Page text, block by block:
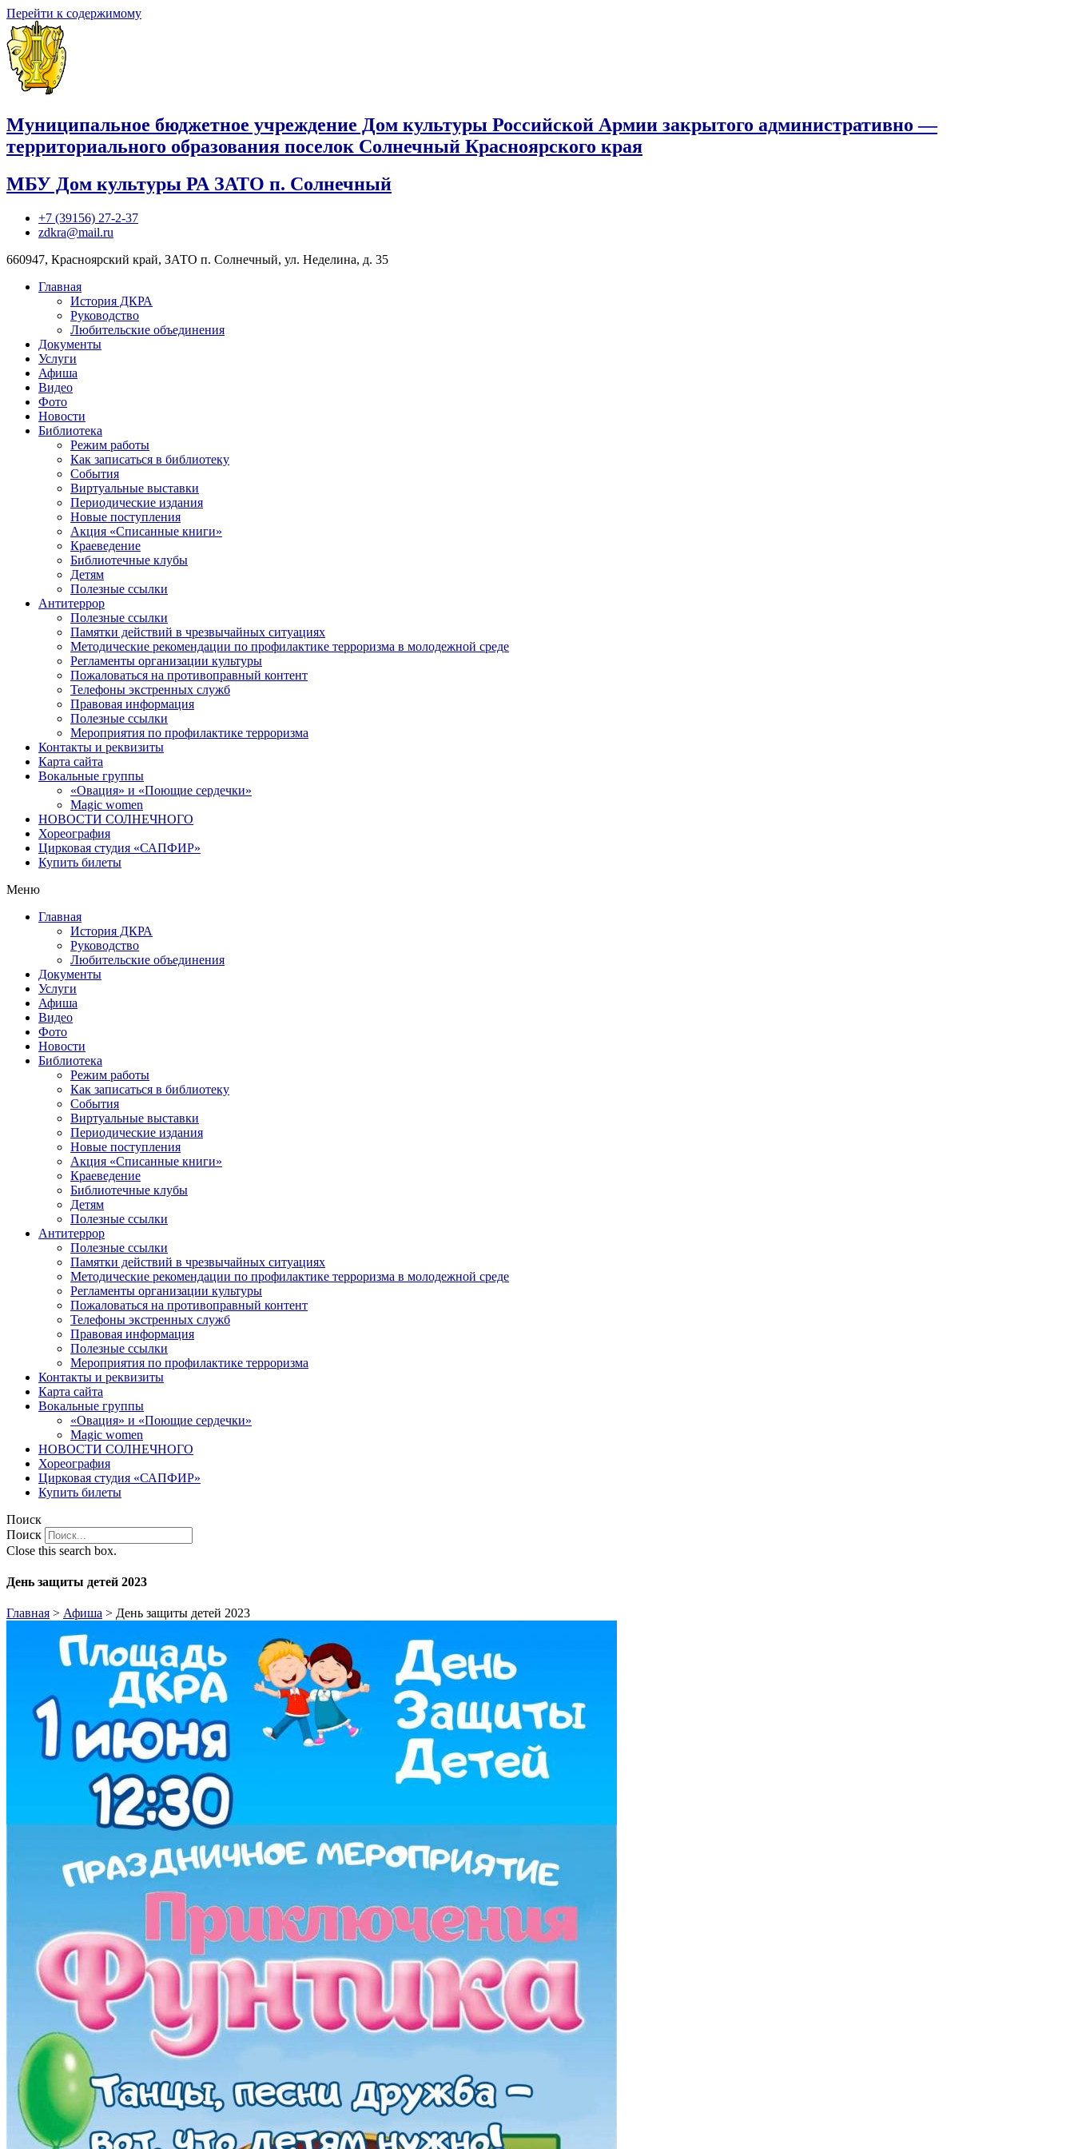
Перейти к содержимому
Муниципальное бюджетное учреждение Дом культуры Российской Армии закрытого административно —
территориального образования поселок Солнечный Красноярского края
МБУ Дом культуры РА ЗАТО п. Солнечный
+7 (39156) 27-2-37
zdkra@mail.ru
660947, Красноярский край, ЗАТО п. Солнечный, ул. Неделина, д. 35
Главная
История ДКРА
Руководство
Любительские объединения
Документы
Услуги
Афиша
Видео
Фото
Новости
Библиотека
Режим работы
Как записаться в библиотеку
События
Виртуальные выставки
Периодические издания
Новые поступления
Акция «Списанные книги»
Краеведение
Библиотечные клубы
Детям
Полезные ссылки
Антитеррор
Полезные ссылки
Памятки действий в чрезвычайных ситуациях
Методические рекомендации по профилактике терроризма в молодежной среде
Регламенты организации культуры
Пожаловаться на противоправный контент
Телефоны экстренных служб
Правовая информация
Полезные ссылки
Мероприятия по профилактике терроризма
Контакты и реквизиты
Карта сайта
Вокальные группы
«Овация» и «Поющие сердечки»
Magic women
НОВОСТИ СОЛНЕЧНОГО
Хореография
Цирковая студия «САПФИР»
Купить билеты
Меню
Главная
История ДКРА
Руководство
Любительские объединения
Документы
Услуги
Афиша
Видео
Фото
Новости
Библиотека
Режим работы
Как записаться в библиотеку
События
Виртуальные выставки
Периодические издания
Новые поступления
Акция «Списанные книги»
Краеведение
Библиотечные клубы
Детям
Полезные ссылки
Антитеррор
Полезные ссылки
Памятки действий в чрезвычайных ситуациях
Методические рекомендации по профилактике терроризма в молодежной среде
Регламенты организации культуры
Пожаловаться на противоправный контент
Телефоны экстренных служб
Правовая информация
Полезные ссылки
Мероприятия по профилактике терроризма
Контакты и реквизиты
Карта сайта
Вокальные группы
«Овация» и «Поющие сердечки»
Magic women
НОВОСТИ СОЛНЕЧНОГО
Хореография
Цирковая студия «САПФИР»
Купить билеты
Поиск
Поиск
Close this search box.
День защиты детей 2023
Главная > Афиша > День защиты детей 2023